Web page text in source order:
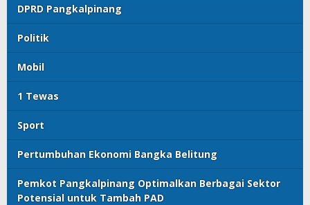
DPRD Pangkalpinang
Politik
Mobil
1 Tewas
Sport
Pertumbuhan Ekonomi Bangka Belitung
Pemkot Pangkalpinang Optimalkan Berbagai Sektor
Potensial untuk Tambah PAD